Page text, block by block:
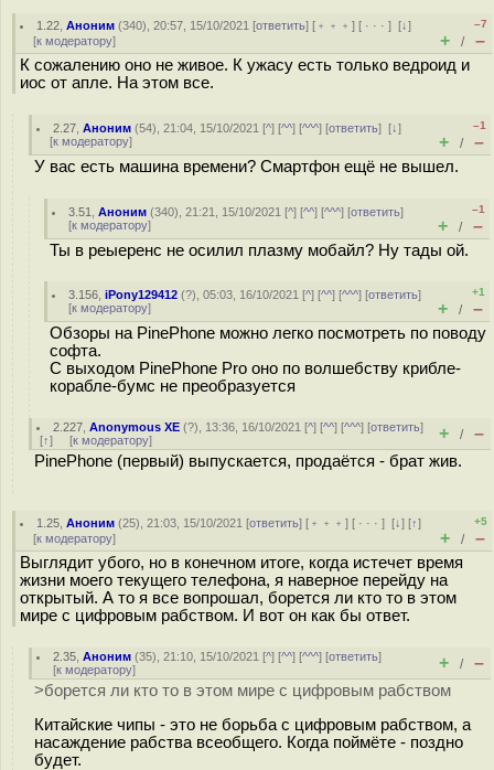
1.22 ,Аноним (340), 20:57, 15/10/2021 [ответить] [ ﹢﹢﹢] [ · · ·][↓]
[к модератору]
–7
+ / –
К сожалению оно не живое. К ужасу есть только ведроид и
иос от апле. На этом все.
2.27 ,Аноним (54), 21:04, 15/10/2021 [^] [^^] [^^^] [ответить][↓]
[к модератору]
–1
+ / –
У вас есть машина времени? Смартфон ещё не вышел.
3.51 ,Аноним (340), 21:21, 15/10/2021 [^] [^^] [^^^] [ответить]
[к модератору]
–1
+ / –
Ты в реыеренс не осилил плазму мобайл? Ну тады ой.
3.156 ,iPony129412 (?), 05:03, 16/10/2021 [^] [^^] [^^^] [ответить]
[к модератору]
+1
+ / –
Обзоры на PinePhone можно легко посмотреть по поводу
софта.
С выходом PinePhone Pro оно по волшебству крибле-
корабле-бумс не преобразуется
2.227 ,Anonymous XE (?), 13:36, 16/10/2021 [^] [^^] [^^^] [ответить]
[↑] [к модератору] + / –
PinePhone (первый) выпускается, продаётся - брат жив.
1.25 ,Аноним (25), 21:03, 15/10/2021 [ответить] [ ﹢﹢﹢] [ · · ·][↓] [↑]
[к модератору]
+5
+ / –
Выглядит убого, но в конечном итоге, когда истечет время
жизни моего текущего телефона, я наверное перейду на
открытый. А то я все вопрошал, борется ли кто то в этом
мире с цифровым рабством. И вот он как бы ответ.
2.35 ,Аноним (35), 21:10, 15/10/2021 [^] [^^] [^^^] [ответить]
[к модератору] + / –
>борется ли кто то в этом мире с цифровым рабством
Китайские чипы - это не борьба с цифровым рабством, а
насаждение рабства всеобщего. Когда поймёте - поздно
будет.